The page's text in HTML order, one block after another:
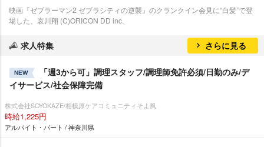
映画『ゼブラーマン2 ゼブラシティの逆襲』のクランクイン会見に“白髪”で登
場した、哀川翔 (C)ORICON DD inc.
求人特集 さらに見る
NEW
「週3から可」調理スタッフ/調理師免許必須/日勤のみ/デ
イサービス/社会保障完備
株式会社SOYOKAZE/相模原ケアコミュニティそよ風
時給1,225円
アルバイト・パート / 神奈川県